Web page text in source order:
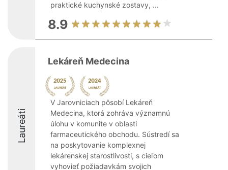
praktické kuchynské zostavy, ...
8.9
Laureáti
Lekáreň Medecina
V Jarovniciach pôsobí Lekáreň
Medecina, ktorá zohráva významnú
úlohu v komunite v oblasti
farmaceutického obchodu. Sústredí sa
na poskytovanie komplexnej
lekárenskej starostlivosti, s cieľom
vyhovieť požiadavkám svojich